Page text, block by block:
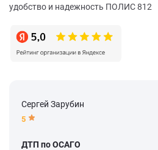
удобство и надежность ПОЛИС 812
Сергей Зарубин
5
ДТП по ОСАГО